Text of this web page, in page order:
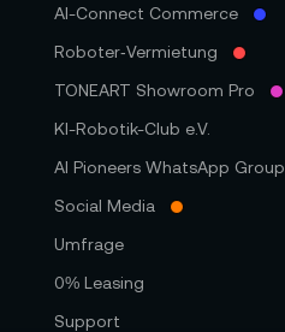
AI-Connect Commerce
Roboter‑Vermietung
TONEART Showroom Pro
KI-Robotik-Club e.V.
AI Pioneers WhatsApp Group
Social Media
Umfrage
0% Leasing
Support